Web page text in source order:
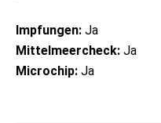
Impfungen: Ja
Mittelmeercheck: Ja
Microchip: Ja